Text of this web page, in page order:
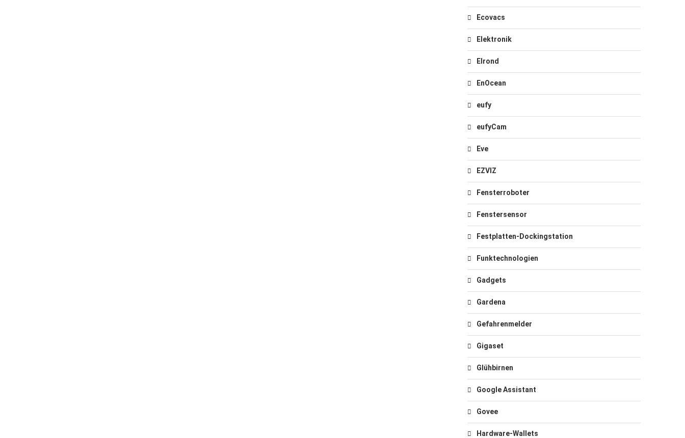
Ecovacs
Elektronik
Elrond
EnOcean
eufy
eufyCam
Eve
EZVIZ
Fensterroboter
Fenstersensor
Festplatten-Dockingstation
Funktechnologien
Gadgets
Gardena
Gefahrenmelder
Gigaset
Glühbirnen
Google Assistant
Govee
Hardware-Wallets